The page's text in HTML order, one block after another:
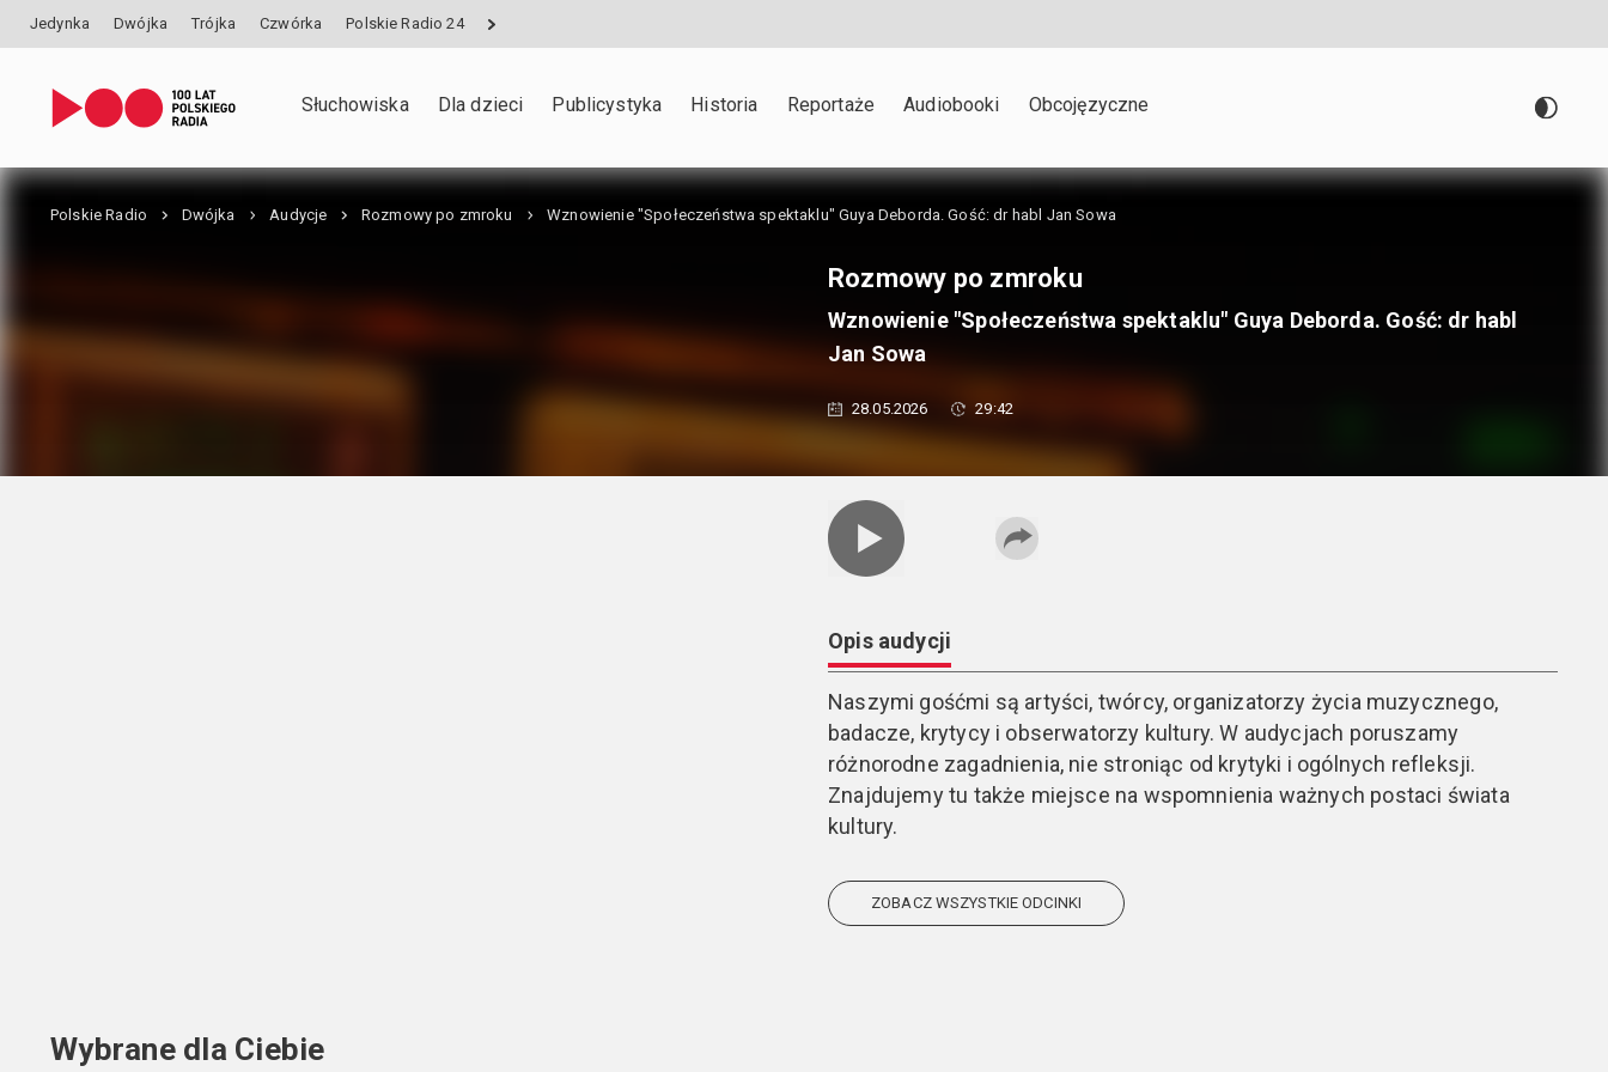
Jedynka Dwójka Trójka Czwórka Polskie Radio 24
Słuchowiska Dla dzieci Publicystyka Historia Reportaże Audiobooki Obcojęzyczne
Polskie Radio Dwójka Audycje Rozmowy po zmroku Wznowienie "Społeczeństwa spektaklu" Guya Deborda. Gość: dr habl Jan Sowa
Rozmowy po zmroku
Wznowienie "Społeczeństwa spektaklu" Guya Deborda. Gość: dr habl
Jan Sowa
28.05.2026 29:42
Opis audycji
Naszymi gośćmi są artyści, twórcy, organizatorzy życia muzycznego,
badacze, krytycy i obserwatorzy kultury. W audycjach poruszamy
różnorodne zagadnienia, nie stroniąc od krytyki i ogólnych refleksji.
Znajdujemy tu także miejsce na wspomnienia ważnych postaci świata
kultury.
ZOBACZ WSZYSTKIE ODCINKI
Wybrane dla Ciebie